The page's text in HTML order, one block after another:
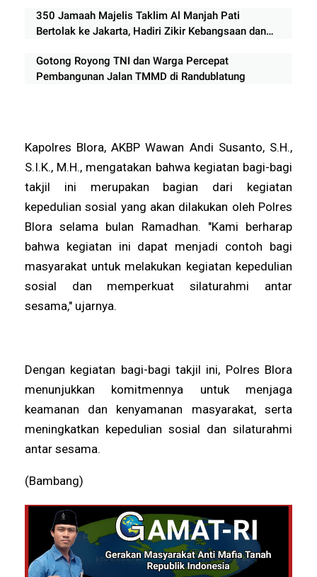
350 Jamaah Majelis Taklim Al Manjah Pati
Bertolak ke Jakarta, Hadiri Zikir Kebangsaan dan
Gotong Royong TNI dan Warga Percepat
Pembangunan Jalan TMMD di Randublatung
Kapolres Blora, AKBP Wawan Andi Susanto, S.H.,
S.I.K., M.H., mengatakan bahwa kegiatan bagi-bagi
takjil ini merupakan bagian dari kegiatan
kepedulian sosial yang akan dilakukan oleh Polres
Blora selama bulan Ramadhan. "Kami berharap
bahwa kegiatan ini dapat menjadi contoh bagi
masyarakat untuk melakukan kegiatan kepedulian
sosial dan memperkuat silaturahmi antar
sesama," ujarnya.
Dengan kegiatan bagi-bagi takjil ini, Polres Blora
menunjukkan komitmennya untuk menjaga
keamanan dan kenyamanan masyarakat, serta
meningkatkan kepedulian sosial dan silaturahmi
antar sesama.
(Bambang)